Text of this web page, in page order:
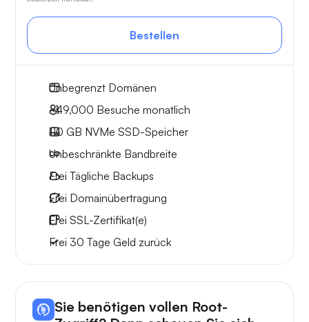
Bestellen
Unbegrenzt Domänen
~49,000 Besuche monatlich
110 GB NVMe SSD-Speicher
Unbeschränkte Bandbreite
Frei Tägliche Backups
Frei Domainübertragung
Frei SSL-Zertifikat(e)
Frei 30 Tage Geld zurück
Sie benötigen vollen Root-